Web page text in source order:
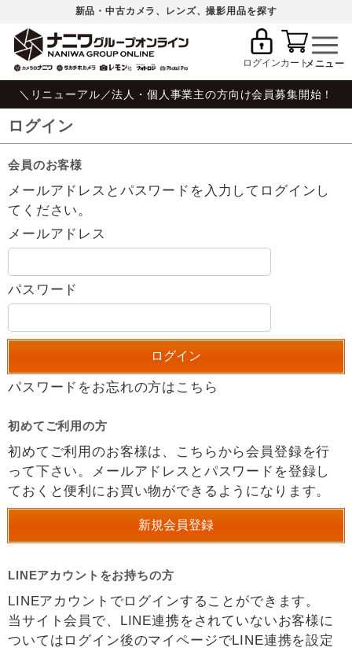
新品・中古カメラ、レンズ、撮影用品を探す
ログインカート
＼リニューアル／法人・個人事業主の方向け会員募集開始！
ログイン
会員のお客様
メールアドレスとパスワードを入力してログインし
てください。
メールアドレス
パスワード
パスワードをお忘れの方はこちら
初めてご利用の方
初めてご利用のお客様は、こちらから会員登録を行
って下さい。メールアドレスとパスワードを登録し
ておくと便利にお買い物ができるようになります。
LINEアカウントをお持ちの方
LINEアカウントでログインすることができます。
当サイト会員で、LINE連携をされていないお客様に
ついてはログイン後のマイページでLINE連携を設定